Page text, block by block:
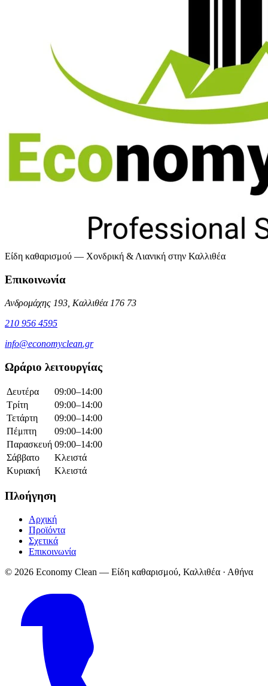
Είδη καθαρισμού — Χονδρική & Λιανική στην Καλλιθέα
Επικοινωνία
Ανδρομάχης 193, Καλλιθέα 176 73
210 956 4595
info@economyclean.gr
Ωράριο λειτουργίας
Δευτέρα
09:00–14:00
Τρίτη
09:00–14:00
Τετάρτη
09:00–14:00
Πέμπτη
09:00–14:00
Παρασκευή 09:00–14:00
Σάββατο
Κλειστά
Κυριακή
Κλειστά
Πλοήγηση
Αρχική
Προϊόντα
Σχετικά
Επικοινωνία
© 2026 Economy Clean — Είδη καθαρισμού, Καλλιθέα · Αθήνα